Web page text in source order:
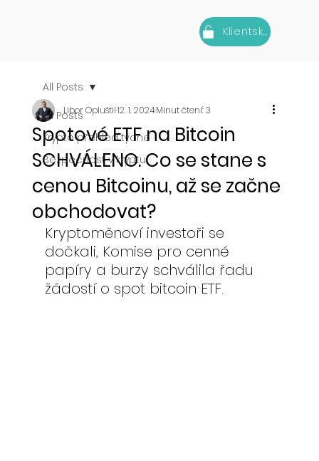
Klientská zóna
All Posts
Krypto přehled týdne
Bezpečnost v kryptu
All Posts
Spotové ETF na Bitcoin
SCHVÁLENO. Co se stane s
cenou Bitcoinu, až se začne
obchodovat?
Libor Opluštil12. 1. 2024Minut čtení: 3
Kryptoměnoví investoři se
dočkali, Komise pro cenné
papíry a burzy schválila řadu
žádostí o spot bitcoin ETF.